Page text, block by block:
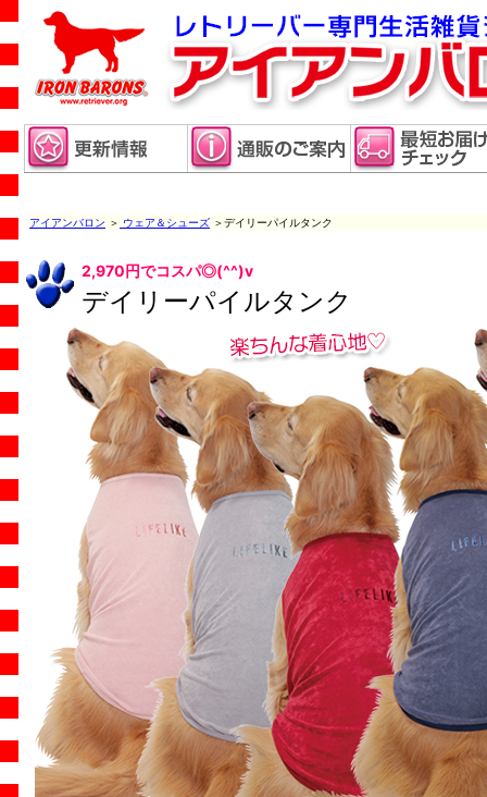
アイアンバロン ＞ ウェア＆シューズ ＞デイリーパイルタンク
2,970円でコスパ◎(^^)v
デイリーパイルタンク